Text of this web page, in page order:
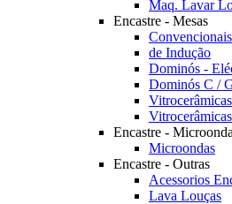
Maq. Lavar
Encastre - Mesas
de Indução
Dominós -
Dominós C /
Encastre -
Microondas
Encastre - Outras
Acessorios
Lava Louças